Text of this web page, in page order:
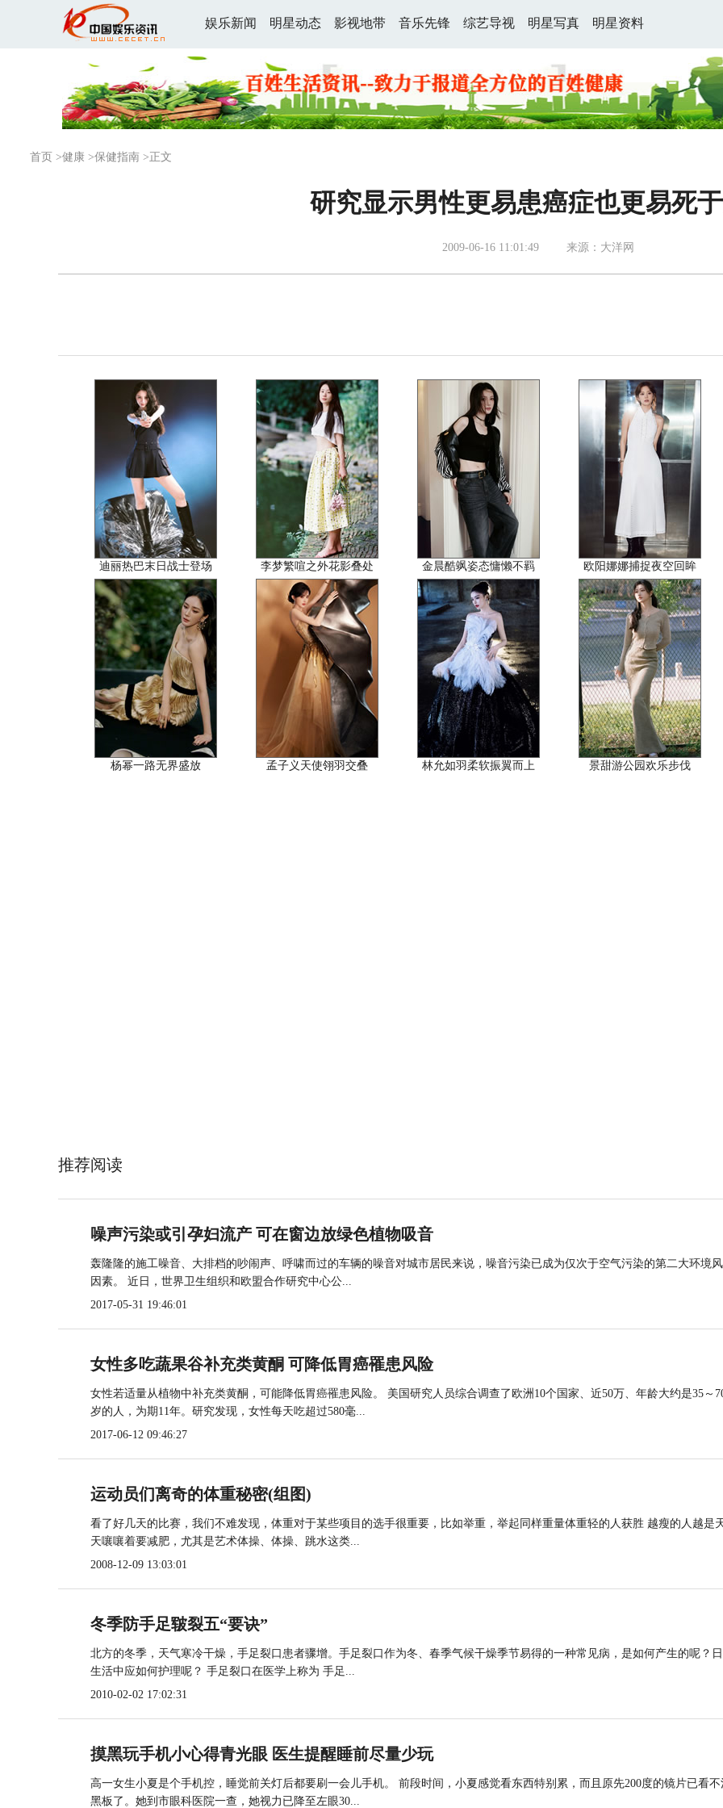
娱乐新闻 明星动态 影视地带 音乐先锋 综艺导视 明星写真 明星资料
首页 >健康 >保健指南 >正文
研究显示男性更易患癌症也更易死
2009-06-16 11:01:49 来源：大洋网
迪丽热巴末日战士登场 李梦繁喧之外花影叠处 金晨酷飒姿态慵懒不羁 欧阳娜娜捕捉夜空回眸
杨幂一路无界盛放 孟子义天使翎羽交叠 林允如羽柔软振翼而上 景甜游公园欢乐步伐
推荐阅读
噪声污染或引孕妇流产 可在窗边放绿色植物吸音
轰隆隆的施工噪音、大排档的吵闹声、呼啸而过的车辆的噪音对城市居民来说，噪音污染已成为仅次于空气污染的第二大环境
因素。 近日，世界卫生组织和欧盟合作研究中心公...
2017-05-31 19:46:01
女性多吃蔬果谷补充类黄酮 可降低胃癌罹患风险
女性若适量从植物中补充类黄酮，可能降低胃癌罹患风险。 美国研究人员综合调查了欧洲10个国家、近50万、年龄大约是35～
岁的人，为期11年。研究发现，女性每天吃超过580毫...
2017-06-12 09:46:27
运动员们离奇的体重秘密(组图)
看了好几天的比赛，我们不难发现，体重对于某些项目的选手很重要，比如举重，举起同样重量体重轻的人获胜 越瘦的人越是
天嚷嚷着要减肥，尤其是艺术体操、体操、跳水这类...
2008-12-09 13:03:01
冬季防手足皲裂五“要诀”
北方的冬季，天气寒冷干燥，手足裂口患者骤增。手足裂口作为冬、春季气候干燥季节易得的一种常见病，是如何产生的呢？
生活中应如何护理呢？ 手足裂口在医学上称为 手足...
2010-02-02 17:02:31
摸黑玩手机小心得青光眼 医生提醒睡前尽量少玩
高一女生小夏是个手机控，睡觉前关灯后都要刷一会儿手机。 前段时间，小夏感觉看东西特别累，而且原先200度的镜片已看不
黑板了。她到市眼科医院一查，她视力已降至左眼30...